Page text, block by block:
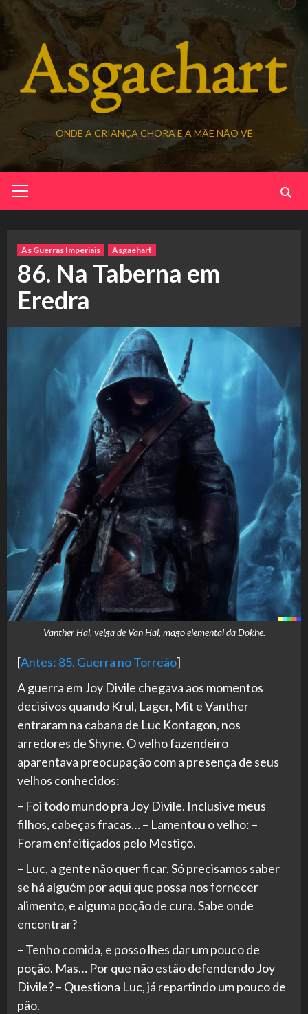
Skip
to
content
ONDE A CRIANÇA CHORA E A MÃE NÃO VÊ
Menu
As Guerras Imperiais Asgaehart
86. Na Taberna em
Eredra
Vanther Hal, velga de Van Hal, mago elemental da Dokhe.
[Antes: 85. Guerra no Torreão]
A guerra em Joy Divile chegava aos momentos
decisivos quando Krul, Lager, Mit e Vanther
entraram na cabana de Luc Kontagon, nos
arredores de Shyne. O velho fazendeiro
aparentava preocupação com a presença de seus
velhos conhecidos:
– Foi todo mundo pra Joy Divile. Inclusive meus
filhos, cabeças fracas… – Lamentou o velho: –
Foram enfeitiçados pelo Mestiço.
– Luc, a gente não quer ficar. Só precisamos saber
se há alguém por aqui que possa nos fornecer
alimento, e alguma poção de cura. Sabe onde
encontrar?
– Tenho comida, e posso lhes dar um pouco de
poção. Mas… Por que não estão defendendo Joy
Divile? – Questiona Luc, já repartindo um pouco de
pão.